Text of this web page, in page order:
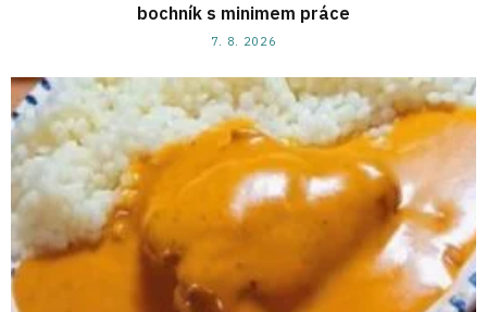
bochník s minimem práce
7. 8. 2026